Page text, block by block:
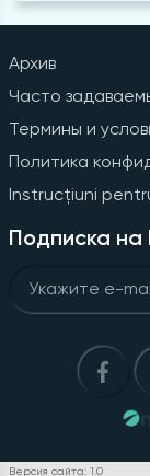
Архив
Часто
Термины и
Политика
Instrucțiuni
Подписка на
Версия сайта: 1.0